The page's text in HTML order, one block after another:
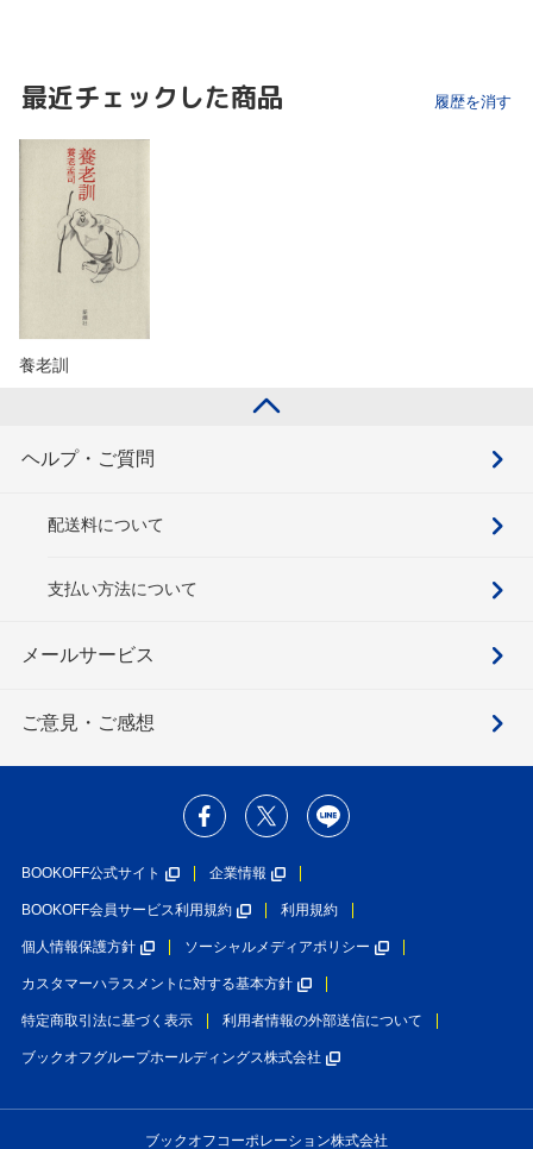
最近チェックした商品 履歴を消す
養老訓
ヘルプ・ご質問
配送料について
支払い方法について
メールサービス
ご意見・ご感想
BOOKOFF公式サイト 企業情報
BOOKOFF会員サービス利用規約 利用規約
個人情報保護方針 ソーシャルメディアポリシー
カスタマーハラスメントに対する基本方針
特定商取引法に基づく表示 利用者情報の外部送信について
ブックオフグループホールディングス株式会社
ブックオフコーポレーション株式会社